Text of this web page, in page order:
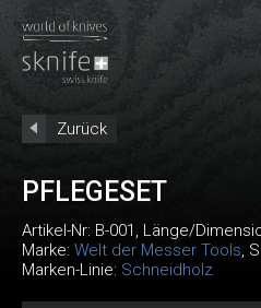
Zurück
PFLEGESET
Artikel-Nr: B-001 , Länge/
Marke: Welt der Messer Tools,
Marken-Linie: Schneidholz